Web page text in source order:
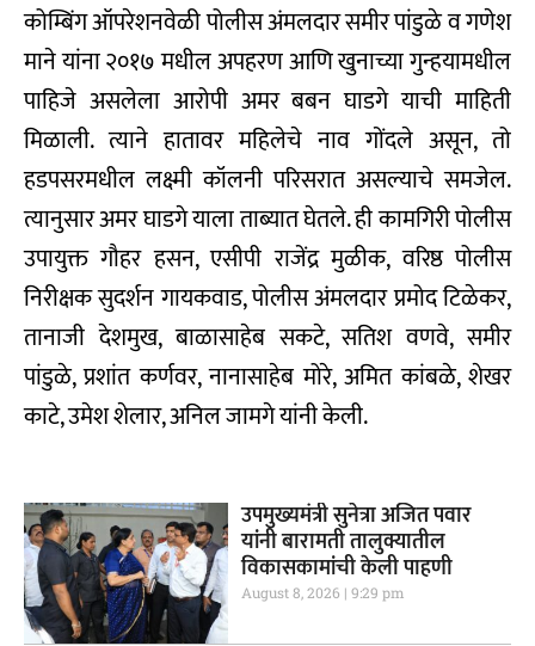
कोम्बिंग ऑपरेशनवेळी पोलीस अंमलदार समीर पांडुळे व गणेश
माने यांना २०१७ मधील अपहरण आणि खुनाच्या गुन्हयामधील
पाहिजे असलेला आरोपी अमर बबन घाडगे याची माहिती
मिळाली. त्याने हातावर महिलेचे नाव गोंदले असून, तो
हडपसरमधील लक्ष्मी कॉलनी परिसरात असल्याचे समजेल.
त्यानुसार अमर घाडगे याला ताब्यात घेतले. ही कामगिरी पोलीस
उपायुक्त गौहर हसन, एसीपी राजेंद्र मुळीक, वरिष्ठ पोलीस
निरीक्षक सुदर्शन गायकवाड, पोलीस अंमलदार प्रमोद टिळेकर,
तानाजी देशमुख, बाळासाहेब सकटे, सतिश वणवे, समीर
पांडुळे, प्रशांत कर्णवर, नानासाहेब मोरे, अमित कांबळे, शेखर
काटे, उमेश शेलार, अनिल जामगे यांनी केली.
उपमुख्यमंत्री सुनेत्रा अजित पवार
यांनी बारामती तालुक्यातील
विकासकामांची केली पाहणी
August 8, 2026 9:29 pm